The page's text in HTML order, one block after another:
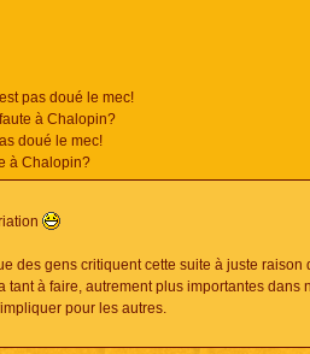
pas doué le mec!
à Chalopin?
doué le mec!
à Chalopin?
des gens critiquent cette suite à juste
tant à faire, autrement plus importantes
pour les autres.